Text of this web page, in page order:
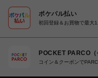
ポケパル払い
初回登録＆お買物で最大
POCKET PARCO（
コイン＆クーポンで